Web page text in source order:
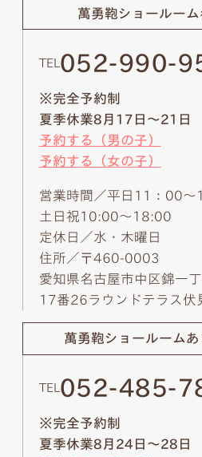
萬勇鞄ショールーム
TEL 052-990-
※完全予約制
夏季休業8月17日～21日
予約する（男の子）
予約する（女の子）
営業時間／平日11：00
土日祝10:00～18:00
定休日／水・木曜日
住所／〒460-0003
愛知県名古屋市中区錦一
17番26ラウンドテラス伏
萬勇鞄ショールーム
TEL 052-485-
※完全予約制
夏季休業8月24日～28日